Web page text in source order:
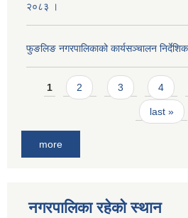
२०८३ ।
फुङलिङ नगरपालिकाको कार्यसञ्चालन
Pages
1 2 3 4
last »
more
नगरपालिका रहेको स्थान